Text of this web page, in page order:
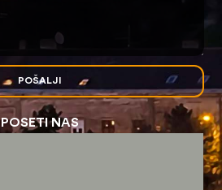
POŠALJI
POSETI NAS